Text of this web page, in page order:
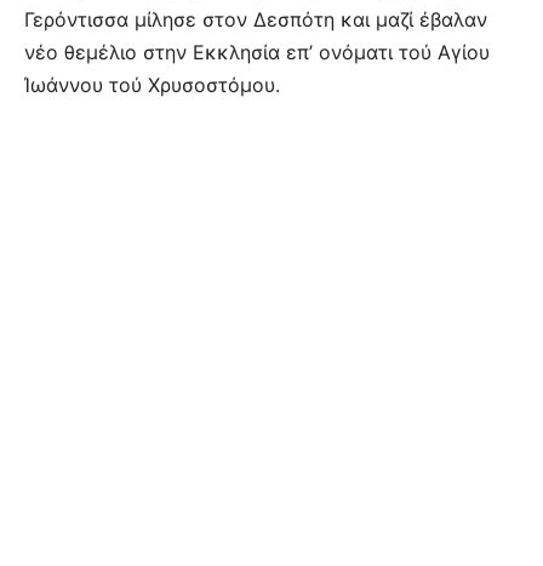
Γερόντισσα μίλησε στον Δεσπότη και μαζί έβαλαν
νέο θεμέλιο στην Εκκλησία επ’ ονόματι τού Αγίου
Ίωάννου τού Χρυσοστόμου.